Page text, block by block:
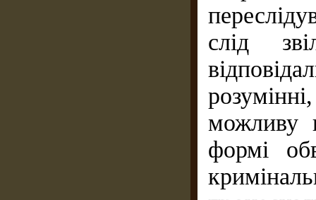
слід
можливу
формі